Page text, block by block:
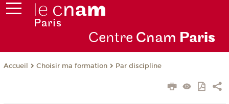
Centre Cnam Paris
Accueil Choisir ma formation Par discipline